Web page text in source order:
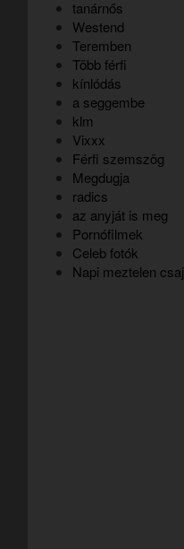
tanárnős
Westend
Teremben
Több férfi
kínlódás
a seggembe
klm
Vixxx
Férfi szemszög
Megdugja
radics
az anyját is meg
Pornófilmek
Celeb fotók
Napi meztelen csaj